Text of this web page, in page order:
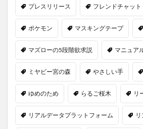
プレスリリース フレンドチャット
ポケモン マスキングテープ
マズローの5段階欲求説 マニュア
ミヤビー宮の森 やさしい手
ゆめのため らるご桜木 リ
リアルデータプラットフォーム